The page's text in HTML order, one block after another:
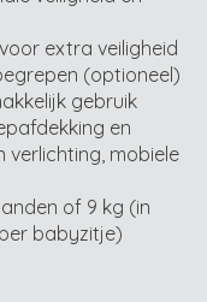
extra veiligheid
(optioneel)
gebruik
en
mobiele
of 9 kg (in
babyzitje)